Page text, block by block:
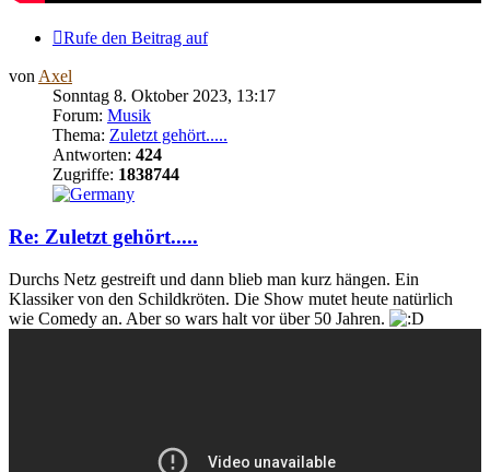
Rufe den Beitrag auf
von Axel
Sonntag 8. Oktober 2023, 13:17
Forum: Musik
Thema: Zuletzt gehört.....
Antworten: 424
Zugriffe: 1838744
Re: Zuletzt gehört.....
Durchs Netz gestreift und dann blieb man kurz hängen. Ein
Klassiker von den Schildkröten. Die Show mutet heute natürlich
wie Comedy an. Aber so wars halt vor über 50 Jahren.